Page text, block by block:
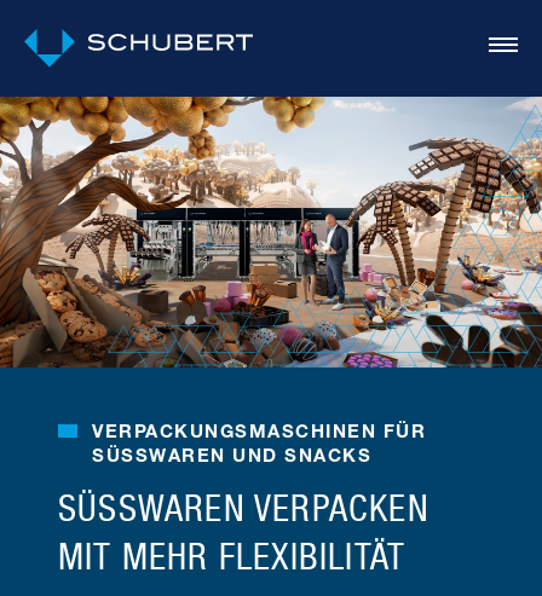
VERPACKUNGS­MASCHINEN FÜR
SÜSSWAREN UND SNACKS
SÜSSWAREN VERPACKEN M
IT MEHR FLEXIBILITÄT